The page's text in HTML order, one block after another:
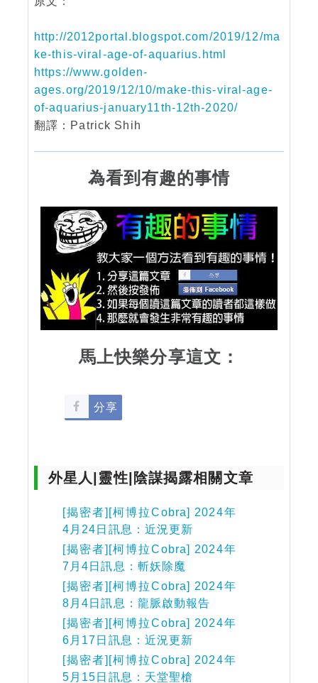
http://2012portal.blogspot.com/2019/12/ma
ke-this-viral-age-of-aquarius.html
https://www.golden-
ages.org/2019/12/10/make-this-viral-age-
of-aquarius-january11th-12th-2020/
翻譯：Patrick Shih
為看到有趣的事情
馬上快樂分享這文：
分享
外星人|靈性|陰謀揭露相關文章
[揭密者][柯博拉Cobra] 2024年
4月24日訊息：近況更新
[揭密者][柯博拉Cobra] 2024年
7月4日訊息：斬妖除魔
[揭密者][柯博拉Cobra] 2024年
8月4日訊息：龍脈啟動報告
[揭密者][柯博拉Cobra] 2024年
6月17日訊息：近況更新
[揭密者][柯博拉Cobra] 2024年
5月15日訊息：天堂聖槍